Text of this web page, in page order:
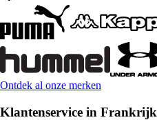
Ontdek al onze merken
Klantenservice in Frankrijk